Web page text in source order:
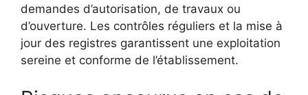
demandes d’autorisation, de travaux ou
d’ouverture. Les contrôles réguliers et la mise à
jour des registres garantissent une exploitation
sereine et conforme de l’établissement.